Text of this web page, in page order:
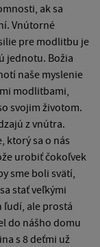
ak sa
Vnútorné
pre modlitbu je
jednotu. Božia
naše myslenie
modlitbami,
svojim životom.
z vnútra.
ktorý sa o nás
urobiť čokoľvek
sme boli svätí,
stať veľkými
ľudí, ale prostá
do nášho domu
s 8 deťmi už